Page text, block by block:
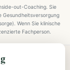
out-Coaching. Sie
Wenn Sie klinische
Fachperson.